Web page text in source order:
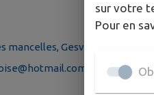
mancelles, Gesvres 53370
sur votre
Pour en